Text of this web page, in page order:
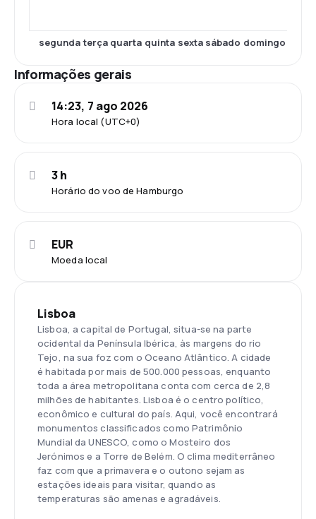
segunda terça quarta quinta sexta sábado domingo
Informações gerais
Hora local (UTC+0)
14:23, 7 ago 2026
Horário do voo de Hamburgo
3 h
Moeda local
EUR
Lisboa
Lisboa, a capital de Portugal, situa-se na parte
ocidental da Península Ibérica, às margens do rio
Tejo, na sua foz com o Oceano Atlântico. A cidade
é habitada por mais de 500.000 pessoas, enquanto
toda a área metropolitana conta com cerca de 2,8
milhões de habitantes. Lisboa é o centro político,
econômico e cultural do país. Aqui, você encontrará
monumentos classificados como Patrimônio
Mundial da UNESCO, como o Mosteiro dos
Jerónimos e a Torre de Belém. O clima mediterrâneo
faz com que a primavera e o outono sejam as
estações ideais para visitar, quando as
temperaturas são amenas e agradáveis.